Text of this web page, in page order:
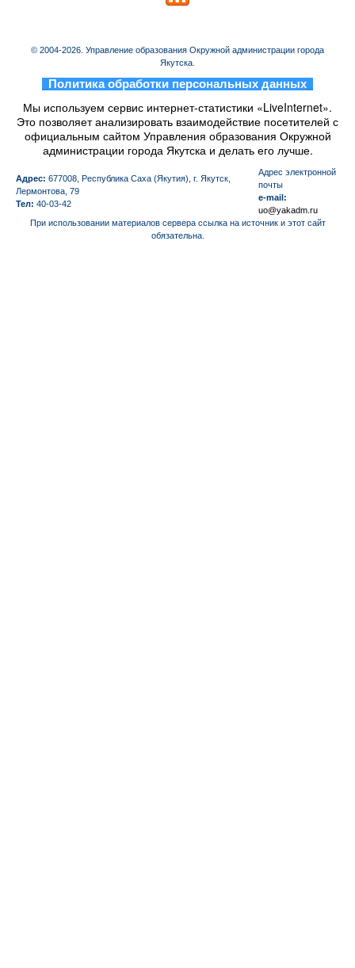
© 2004-2026. Управление образования Окружной администрации города
Якутска.
Политика обработки персональных данных
Мы используем сервис интернет-статистики «LiveInternet».
Это позволяет анализировать взаимодействие посетителей с
официальным сайтом Управления образования Окружной
администрации города Якутска и делать его лучше.
Адрес: 677008, Республика Саха (Якутия), г. Якутск,
Лермонтова, 79
Тел: 40-03-42
Aдрес электронной
почты
e-mail:
uo@yakadm.ru
При использовании материалов сервера ссылка на источник и этот сайт
обязательна.